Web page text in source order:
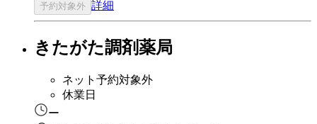
予約対象外 詳細
きたがた調剤薬局
ネット予約対象外
休業日
ー